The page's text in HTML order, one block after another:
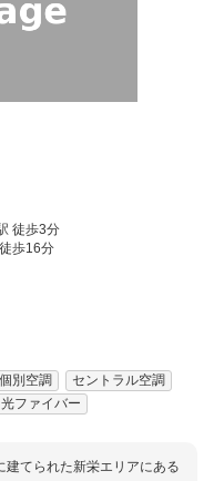
徒歩3分
歩16分
個別空調
セントラル空調
光ファイバー
てられた新栄エリアにある